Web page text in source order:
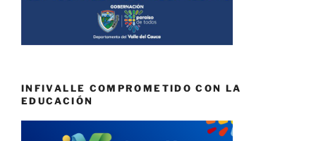
INFIVALLE COMPROMETIDO CON LA
EDUCACIÓN